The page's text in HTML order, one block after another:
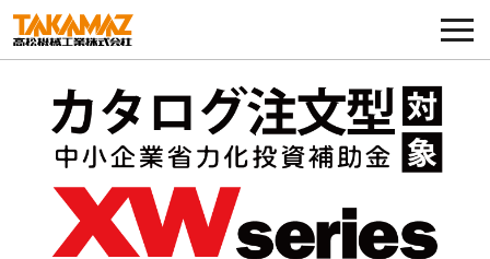
各種お問い合わせ・部品注文
採用に関してはこちらから
企業情報
展示会・イベント